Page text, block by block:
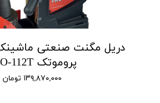
دریل مگنت صنعتی
پروموتک PRO-112T
۱۳۹,۸۷۰,۰۰۰ تومان